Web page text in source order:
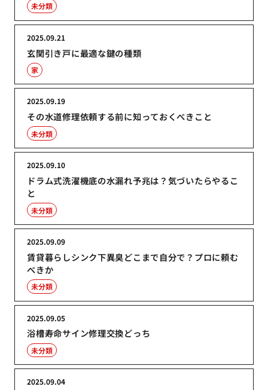
未分類
玄関引き戸に最適な鍵の種類
2025.09.21
家
その水道修理依頼する前に知っておくべきこと
2025.09.19
未分類
ドラム式洗濯機底の水漏れ予兆は？気づいたらやるこ
と
2025.09.10
未分類
賃貸暮らしシンク下異臭どこまで自分で？プロに頼む
べきか
2025.09.09
未分類
浴槽寿命サイン修理交換どっち
2025.09.05
未分類
2025.09.04